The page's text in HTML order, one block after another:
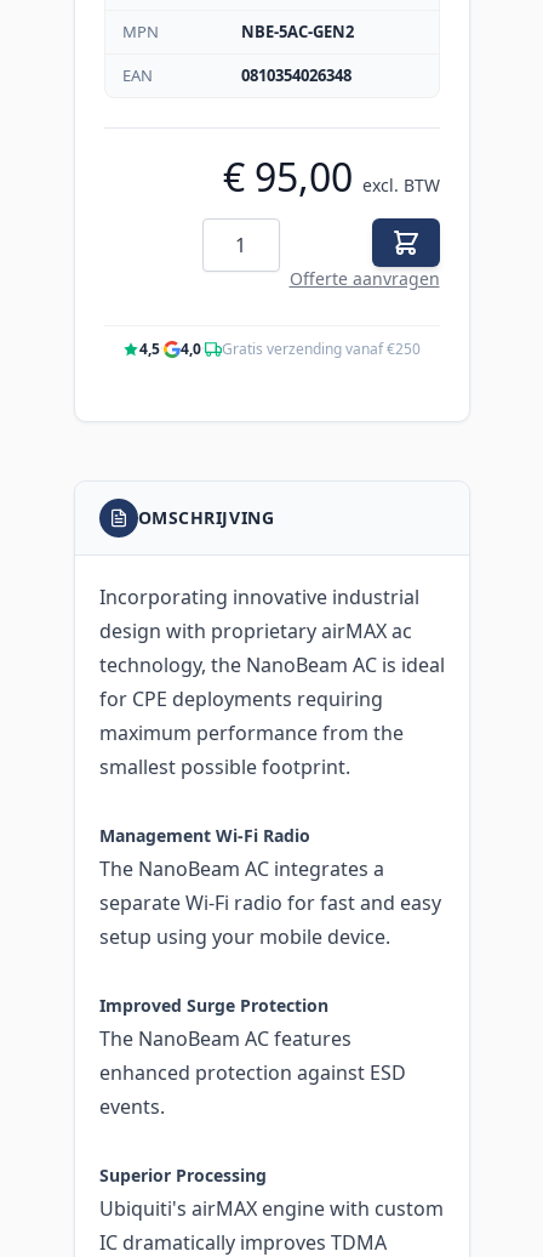
MPN
NBE-5AC-GEN2
EAN
0810354026348
€ 95,00 excl. BTW
Aantal
Offerte aanvragen
4,5· 4,0· Gratis verzending vanaf €250
OMSCHRIJVING
Incorporating innovative industrial
design with proprietary airMAX ac
technology, the NanoBeam AC is ideal
for CPE deployments requiring
maximum performance from the
smallest possible footprint.
Management Wi-Fi Radio
The NanoBeam AC integrates a
separate Wi-Fi radio for fast and easy
setup using your mobile device.
Improved Surge Protection
The NanoBeam AC features
enhanced protection against ESD
events.
Superior Processing
Ubiquiti's airMAX engine with custom
IC dramatically improves TDMA